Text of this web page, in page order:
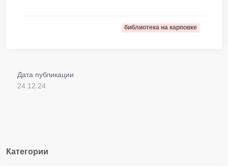
библиотека на карповке
Дата публикации
24.12.24
Категории